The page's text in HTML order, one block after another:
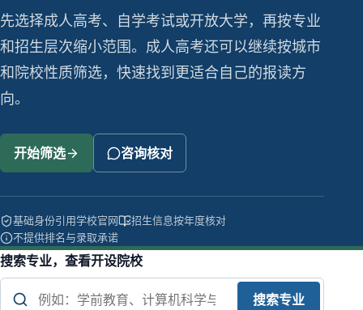
先选择成人高考、自学考试或开放大学，再按专业
和招生层次缩小范围。成人高考还可以继续按城市
和院校性质筛选，快速找到更适合自己的报读方
向。
开始筛选 咨询核对
基础身份引用学校官网
招生信息按年度核对
不提供排名与录取承诺
搜索专业，查看开设院校
搜索专业